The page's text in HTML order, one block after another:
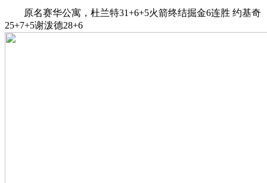
原名赛华公寓，杜兰特31+6+5火箭终结掘金6连胜 约基奇
25+7+5谢泼德28+6